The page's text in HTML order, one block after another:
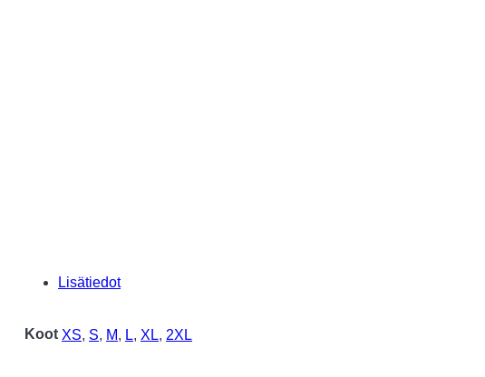
Lisätiedot
Koot XS, S, M, L, XL, 2XL